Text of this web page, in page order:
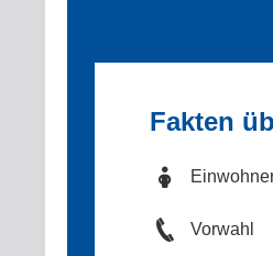
Fakten
Vorwahl